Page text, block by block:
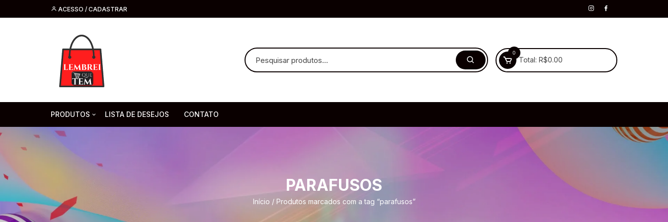
ACESSO / CADASTRAR
0
Total: R$0.00
PRODUTOS
Moda, Beleza E Perfumaria
Artigos para festa
LISTA DE DESEJOS CONTATO
PARAFUSOS
Início / Produtos marcados com a tag “parafusos”